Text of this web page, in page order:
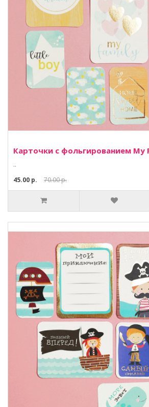
Карточки с фольгированием My
..
45.00 р.
70.00 р.